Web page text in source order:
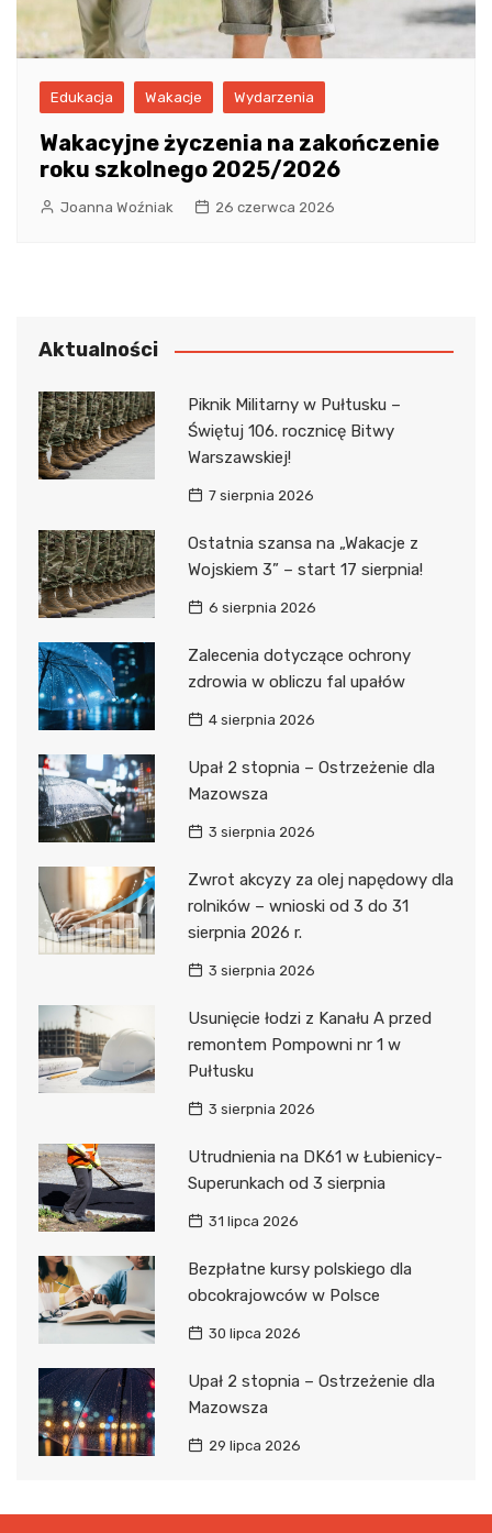
Edukacja Wakacje Wydarzenia
Wakacyjne życzenia na zakończenie
roku szkolnego 2025/2026
Joanna Woźniak 26 czerwca 2026
Aktualności
Piknik Militarny w Pułtusku –
Świętuj 106. rocznicę Bitwy
Warszawskiej!
7 sierpnia 2026
Ostatnia szansa na „Wakacje z
Wojskiem 3” – start 17 sierpnia!
6 sierpnia 2026
Zalecenia dotyczące ochrony
zdrowia w obliczu fal upałów
4 sierpnia 2026
Upał 2 stopnia – Ostrzeżenie dla
Mazowsza
3 sierpnia 2026
Zwrot akcyzy za olej napędowy dla
rolników – wnioski od 3 do 31
sierpnia 2026 r.
3 sierpnia 2026
Usunięcie łodzi z Kanału A przed
remontem Pompowni nr 1 w
Pułtusku
3 sierpnia 2026
Utrudnienia na DK61 w Łubienicy-
Superunkach od 3 sierpnia
31 lipca 2026
Bezpłatne kursy polskiego dla
obcokrajowców w Polsce
30 lipca 2026
Upał 2 stopnia – Ostrzeżenie dla
Mazowsza
29 lipca 2026